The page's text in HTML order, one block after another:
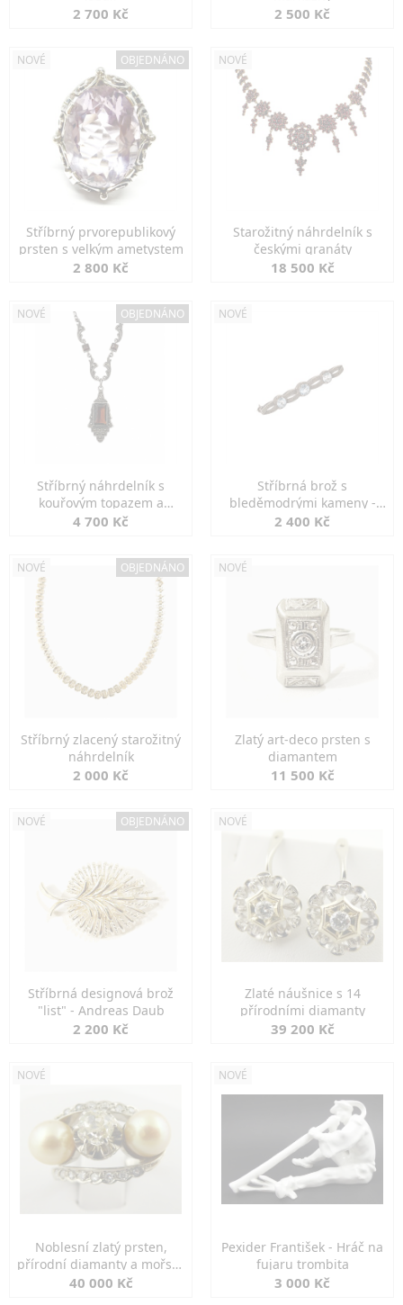
2 700 Kč 2 500 Kč
NOVÉ OBJEDNÁNO
Stříbrný prvorepublikový
prsten s velkým ametystem
2 800 Kč
NOVÉ
Starožitný náhrdelník s
českými granáty
18 500 Kč
NOVÉ OBJEDNÁNO
Stříbrný náhrdelník s
kouřovým topazem a
markazity
4 700 Kč
NOVÉ
Stříbrná brož s
bleděmodrými kameny -
jemná elegance
2 400 Kč
NOVÉ OBJEDNÁNO
Stříbrný zlacený starožitný
náhrdelník
2 000 Kč
NOVÉ
Zlatý art-deco prsten s
diamantem
11 500 Kč
NOVÉ OBJEDNÁNO
Stříbrná designová brož
"list" - Andreas Daub
2 200 Kč
NOVÉ
Zlaté náušnice s 14
přírodními diamanty
39 200 Kč
NOVÉ
Noblesní zlatý prsten,
přírodní diamanty a mořské
perly
40 000 Kč
NOVÉ
Pexider František - Hráč na
fujaru trombita
3 000 Kč